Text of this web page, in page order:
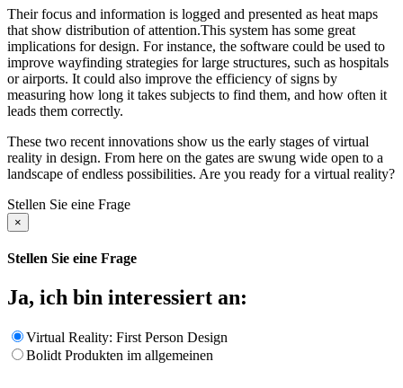
Their focus and information is logged and presented as heat maps
that show distribution of attention.This system has some great
implications for design. For instance, the software could be used to
improve wayfinding strategies for large structures, such as hospitals
or airports. It could also improve the efficiency of signs by
measuring how long it takes subjects to find them, and how often it
leads them correctly.
These two recent innovations show us the early stages of virtual
reality in design. From here on the gates are swung wide open to a
landscape of endless possibilities. Are you ready for a virtual reality?
Stellen Sie eine Frage
×
Stellen Sie eine Frage
Ja, ich bin interessiert an:
Virtual Reality: First Person Design
Bolidt Produkten im allgemeinen